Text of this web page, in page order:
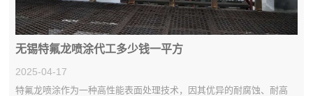
无锡特氟龙喷涂代工多少钱一平方
2025-04-17
特氟龙喷涂作为一种高性能表面处理技术，因其优异的耐腐蚀、耐高